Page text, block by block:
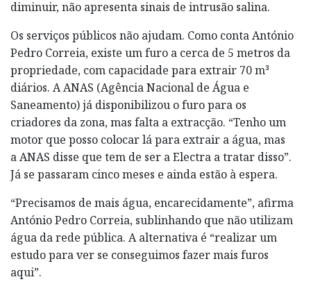
diminuir, não apresenta sinais de intrusão salina.
Os serviços públicos não ajudam. Como conta António
Pedro Correia, existe um furo a cerca de 5 metros da
propriedade, com capacidade para extrair 70 m³
diários. A ANAS (Agência Nacional de Água e
Saneamento) já disponibilizou o furo para os
criadores da zona, mas falta a extracção. “Tenho um
motor que posso colocar lá para extrair a água, mas
a ANAS disse que tem de ser a Electra a tratar disso”.
Já se passaram cinco meses e ainda estão à espera.
“Precisamos de mais água, encarecidamente”, afirma
António Pedro Correia, sublinhando que não utilizam
água da rede pública. A alternativa é “realizar um
estudo para ver se conseguimos fazer mais furos
aqui”.